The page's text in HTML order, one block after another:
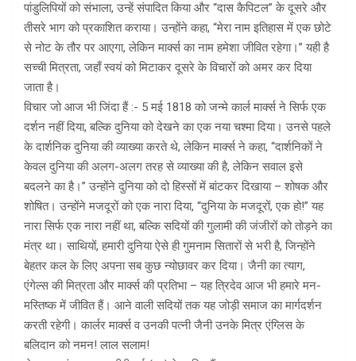
पांडुलिपियों को संभाला, उन्हें संपादित किया और “दास कैपिटल” के दूसरे और
तीसरे भाग को प्रकाशित कराया। उन्होंने कहा, “मेरा नाम इतिहास में एक छोटे
से नोट के तौर पर आएगा, लेकिन मार्क्स का नाम हमेशा जीवित रहेगा।” यही है
सच्ची मित्रता, जहाँ स्वयं को मिटाकर दूसरे के विचारों को अमर कर दिया
जाता है।
विचार जो आज भी जिंदा हैं :- 5 मई 1818 को जन्मे कार्ल मार्क्स ने सिर्फ एक
दर्शन नहीं दिया, बल्कि दुनिया को देखने का एक नया चश्मा दिया। उनसे पहले
के दार्शनिक दुनिया की व्याख्या करते थे, लेकिन मार्क्स ने कहा, “दार्शनिकों ने
केवल दुनिया की अलग-अलग तरह से व्याख्या की है, लेकिन सवाल इसे
बदलने का है।” उन्होंने दुनिया को दो हिस्सों में बांटकर दिखाया – शोषक और
शोषित। उन्होंने मजदूरों को एक नारा दिया, “दुनिया के मजदूरों, एक हो!” यह
नारा सिर्फ एक नारा नहीं था, बल्कि सदियों की गुलामी की जंजीरों को तोड़ने का
मंत्र था। साथियों, हमारी दुनिया ऐसे ही गुमनाम सितारों से भरी है, जिन्होंने
बेहतर कल के लिए अपना सब कुछ न्योछावर कर दिया। जैनी का त्याग,
एंगेल्स की मित्रता और मार्क्स की प्रतिभा – यह त्रिदेव आज भी हमारे मन-
मस्तिष्क में जीवित हैं। आने वाली सदियों तक यह जोड़ी समाज का मार्गदर्शन
करती रहेगी। कार्लर मार्क्स व उनकी पत्नी जैनी उनके मित्र एंग्लिस के
बलिदान को नमन! लाल सलाम!